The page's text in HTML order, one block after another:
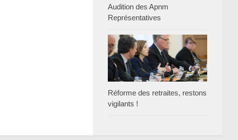
Audition des Apnm
Représentatives
Réforme des retraites, restons
vigilants !